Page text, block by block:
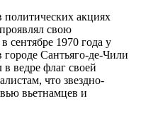
политических акциях
свою
1970 года у
городе Сантьяго-де-Чили
ведре флаг своей
что звездно-
вьетнамцев и